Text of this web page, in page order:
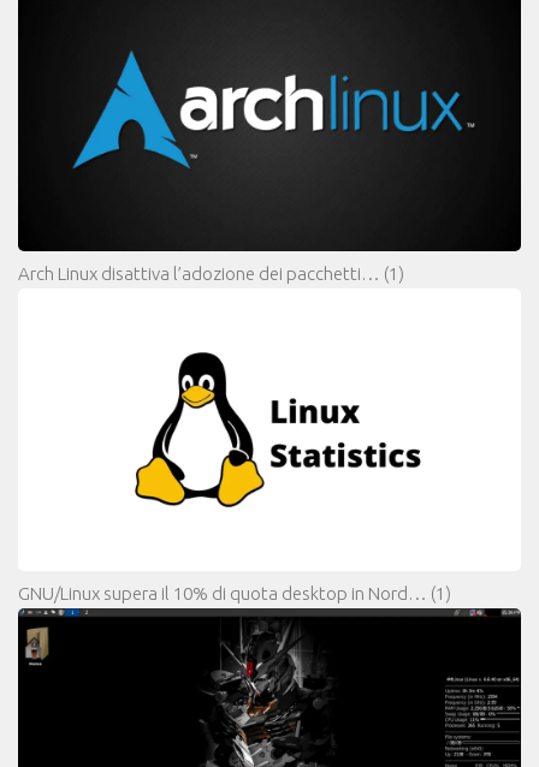
Arch Linux disattiva l’adozione dei pacchetti… (1)
GNU/Linux supera il 10% di quota desktop in Nord… (1)